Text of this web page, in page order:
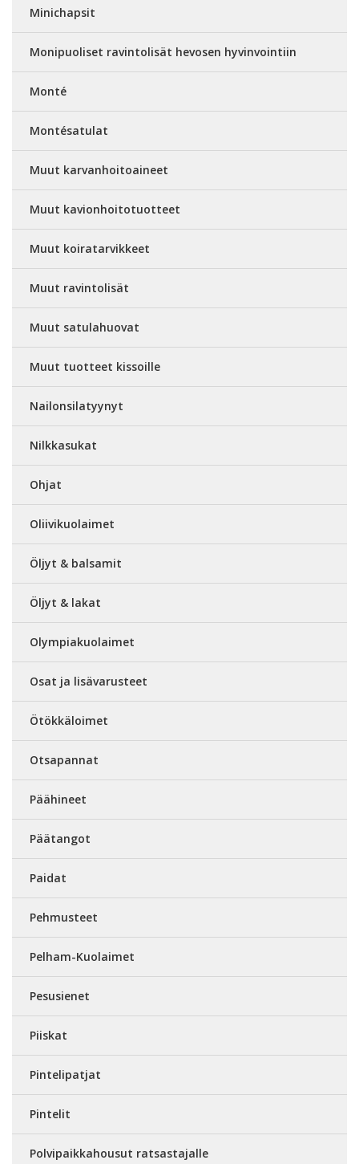
Minichapsit
Monipuoliset ravintolisät hevosen hyvinvointiin
Monté
Montésatulat
Muut karvanhoitoaineet
Muut kavionhoitotuotteet
Muut koiratarvikkeet
Muut ravintolisät
Muut satulahuovat
Muut tuotteet kissoille
Nailonsilatyynyt
Nilkkasukat
Ohjat
Oliivikuolaimet
Öljyt & balsamit
Öljyt & lakat
Olympiakuolaimet
Osat ja lisävarusteet
Ötökkäloimet
Otsapannat
Päähineet
Päätangot
Paidat
Pehmusteet
Pelham-Kuolaimet
Pesusienet
Piiskat
Pintelipatjat
Pintelit
Polvipaikkahousut ratsastajalle